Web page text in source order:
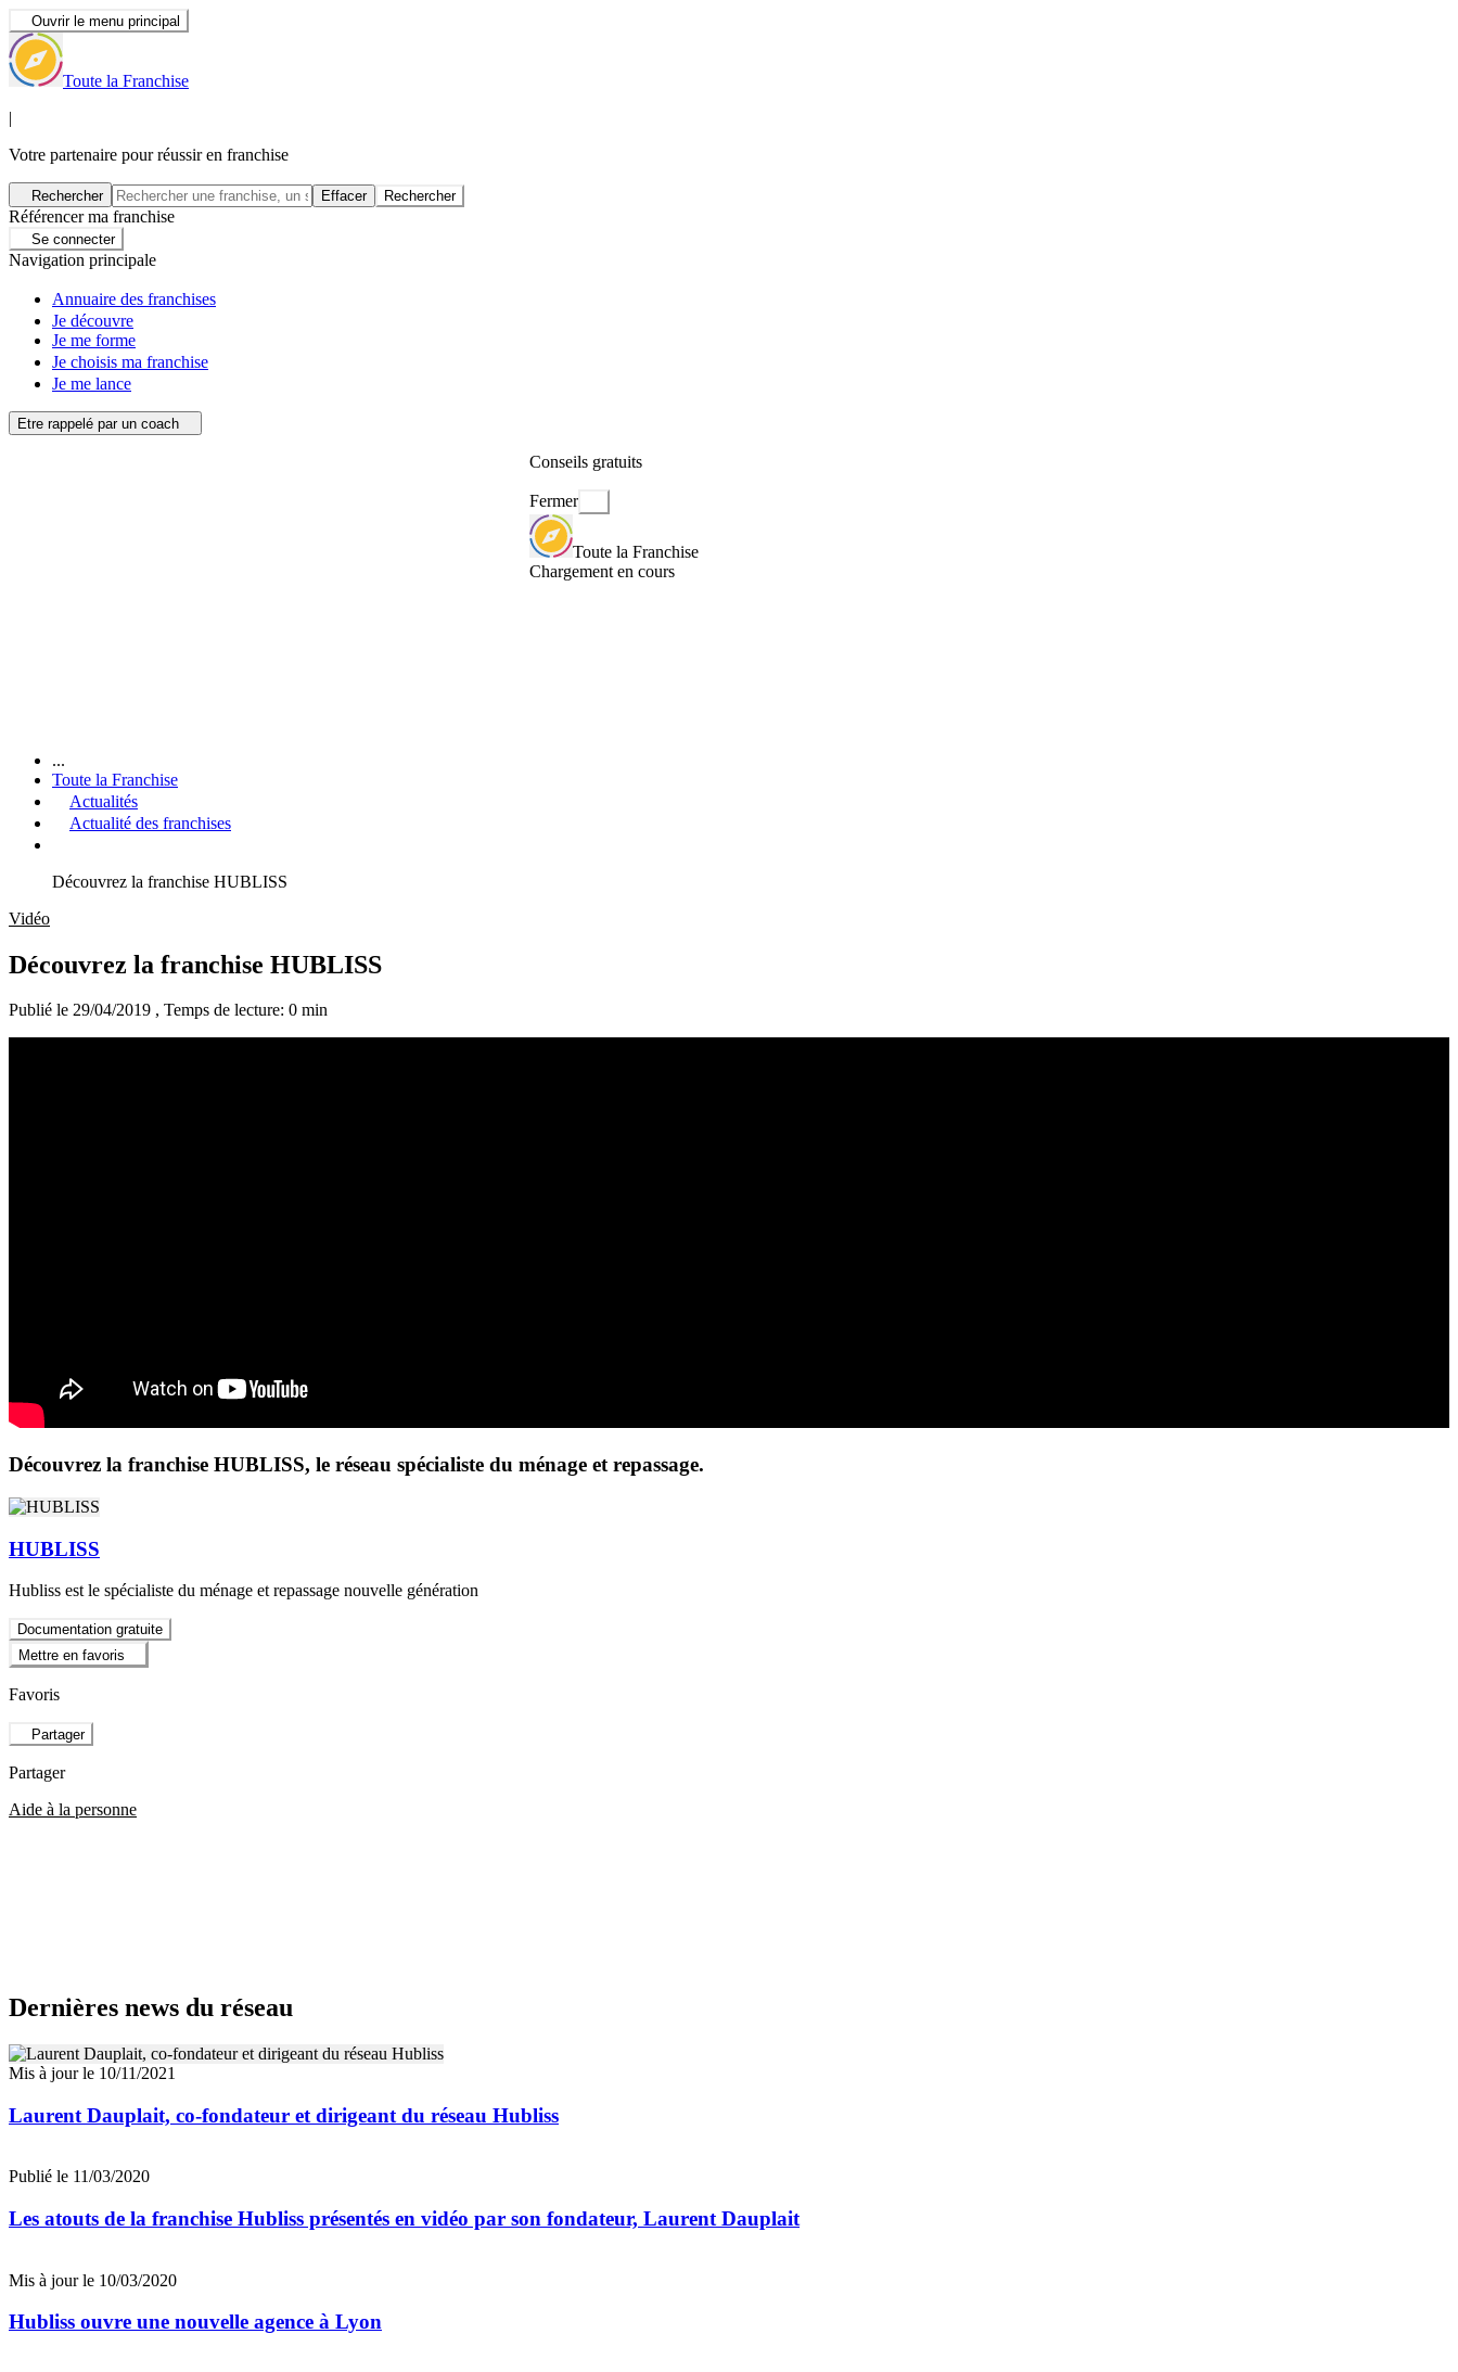
Ouvrir le menu principal
Toute la Franchise
|
Votre partenaire pour réussir en franchise
Rechercher Effacer Rechercher
Référencer ma franchise
Se connecter
Navigation principale
Annuaire des franchises
Je découvre
Je me forme
Je choisis ma franchise
Je me lance
Etre rappelé par un coach
Conseils gratuits
Fermer
Toute la Franchise
Chargement en cours
...
Toute la Franchise
Actualités
Actualité des franchises
Découvrez la franchise HUBLISS
Vidéo
Découvrez la franchise HUBLISS
Publié le 29/04/2019 , Temps de lecture: 0 min
Découvrez la franchise HUBLISS, le réseau spécialiste du ménage et repassage.
HUBLISS
Hubliss est le spécialiste du ménage et repassage nouvelle génération
Documentation gratuite
Mettre en favoris
Favoris
Partager
Partager
Aide à la personne
Dernières news du réseau
Mis à jour le 10/11/2021
Laurent Dauplait, co-fondateur et dirigeant du réseau Hubliss
Publié le 11/03/2020
Les atouts de la franchise Hubliss présentés en vidéo par son fondateur, Laurent Dauplait
Mis à jour le 10/03/2020
Hubliss ouvre une nouvelle agence à Lyon